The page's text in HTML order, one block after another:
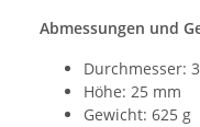
Abmessungen und
Durchmesser:
Höhe: 25 mm
Gewicht: 625 g